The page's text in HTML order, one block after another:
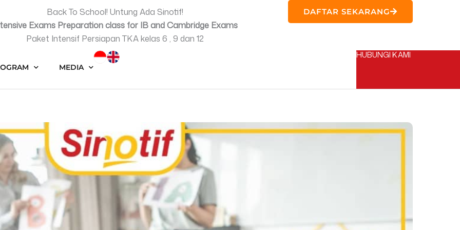
Back To School! Untung Ada Sinotif!
Exams Preparation class for IB and Cambridge Exams
Paket Intensif Persiapan TKA kelas 6 , 9 dan 12
DAFTAR SEKARANG
MEDIA
HUBUNGI KAMI